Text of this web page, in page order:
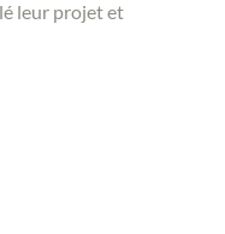
leur projet et